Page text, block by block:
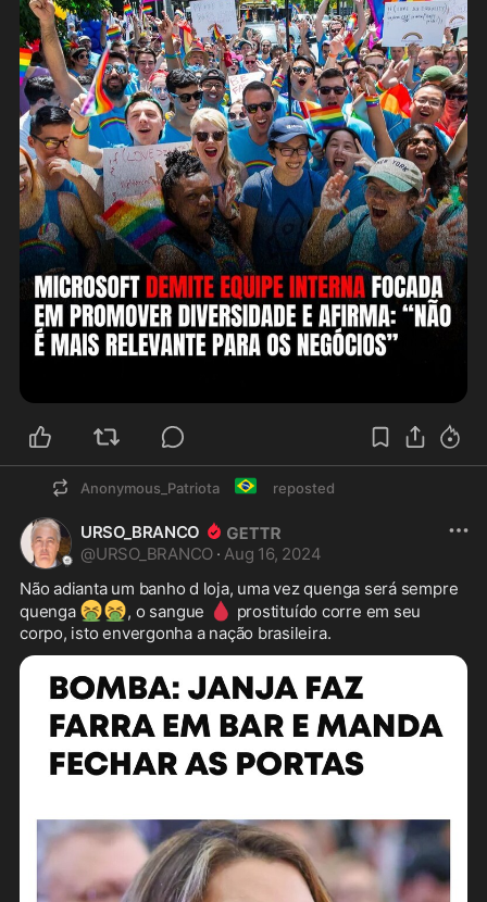
Anonymous_Patriota 🇧🇷 reposted
URSO_BRANCO
@URSO_BRANCO · Aug 16, 2024
Não adianta um banho d loja, uma vez quenga será sempre
quenga 🤮🤮, o sangue 🩸 prostituído corre em seu
corpo, isto envergonha a nação brasileira.